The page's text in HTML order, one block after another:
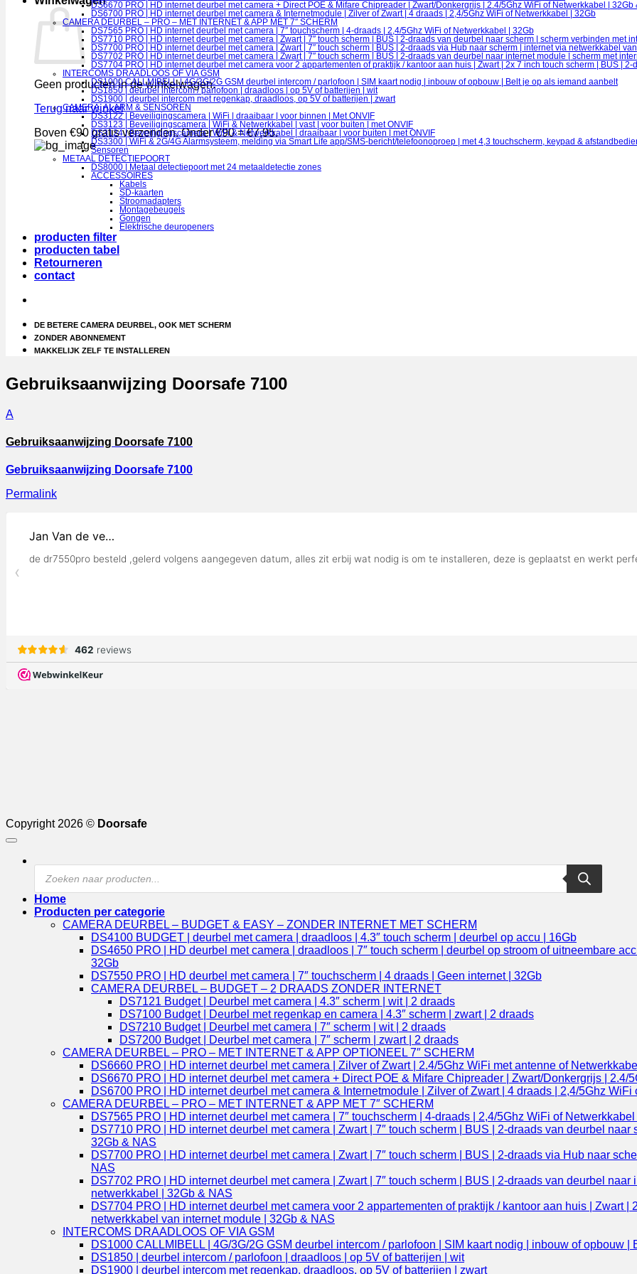
Geen producten in de winkelwagen.
Terug naar winkel
Boven €90 gratis verzenden. Onder €90 = €7,95.
DS6670 PRO | HD internet deurbel met camera + Direct POE & Mifare Chipreader | Zwart/Donkergrijs | 2.4/5Ghz WiFi of Netwerkkabel | 32Gb
DS6700 PRO | HD internet deurbel met camera & Internetmodule | Zilver of Zwart | 4 draads | 2,4/5Ghz WiFi of Netwerkkabel | 32Gb
CAMERA DEURBEL – PRO – MET INTERNET & APP MET 7″ SCHERM
DS7565 PRO | HD internet deurbel met camera | 7″ touchscherm | 4-draads | 2,4/5Ghz WiFi of Netwerkkabel | 32Gb
DS7710 PRO | HD internet deurbel met camera | Zwart | 7″ touch scherm | BUS | 2-draads van deurbel naar scherm | scherm verbinden met
DS7700 PRO | HD internet deurbel met camera | Zwart | 7″ touch scherm | BUS | 2-draads via Hub naar scherm | internet via netwerkkabel
DS7702 PRO | HD internet deurbel met camera | Zwart | 7″ touch scherm | BUS | 2-draads van deurbel naar internet module | scherm met
DS7704 PRO | HD internet deurbel met camera voor 2 appartementen of praktijk / kantoor aan huis | Zwart | 2x 7 inch touch scherm | BUS |
INTERCOMS DRAADLOOS OF VIA GSM
DS1000 CALLMIBELL | 4G/3G/2G GSM deurbel intercom / parlofoon | SIM kaart nodig | inbouw of opbouw | Belt je op als iemand aanbelt
DS1850 | deurbel intercom / parlofoon | draadloos | op 5V of batterijen | wit
DS1900 | deurbel intercom met regenkap, draadloos, op 5V of batterijen | zwart
CAMERA, ALARM & SENSOREN
DS3122 | Beveiligingscamera | WiFi | draaibaar | voor binnen | Met ONVIF
DS3123 | Beveiligingscamera | WiFi & Netwerkkabel | vast | voor buiten | met ONVIF
DS3124 | Beveiligingscamera | WiFi & Netwerkkabel | draaibaar | voor buiten | met ONVIF
DS3300 | WiFi & 2G/4G Alarmsysteem, melding via Smart Life app/SMS-bericht/telefoonoproep | met 4,3 touchscherm, keypad &
Sensoren
METAAL DETECTIEPOORT
DS8000 | Metaal detectiepoort met 24 metaaldetectie zones
ACCESSOIRES
Kabels
SD-kaarten
Stroomadapters
Montagebeugels
Gongen
Elektrische deuropeners
producten filter
producten tabel
Retourneren
contact
DE BETERE CAMERA DEURBEL, OOK MET SCHERM
ZONDER ABONNEMENT
MAKKELIJK ZELF TE INSTALLEREN
Gebruiksaanwijzing Doorsafe 7100
A
Gebruiksaanwijzing Doorsafe 7100
Gebruiksaanwijzing Doorsafe 7100
Permalink
Copyright 2026 © Doorsafe
Products
search
Home
Producten per categorie
CAMERA DEURBEL – BUDGET & EASY – ZONDER INTERNET MET SCHERM
DS4100 BUDGET | deurbel met camera | draadloos | 4.3″ touch scherm | deurbel op accu | 16Gb
DS4650 PRO | HD deurbel met camera | draadloos | 7″ touch scherm | deurbel op stroom of uitneembare
32Gb
DS7550 PRO | HD deurbel met camera | 7″ touchscherm | 4 draads | Geen internet | 32Gb
CAMERA DEURBEL – BUDGET – 2 DRAADS ZONDER INTERNET
DS7121 Budget | Deurbel met camera | 4.3″ scherm | wit | 2 draads
DS7100 Budget | Deurbel met regenkap en camera | 4.3″ scherm | zwart | 2 draads
DS7210 Budget | Deurbel met camera | 7″ scherm | wit | 2 draads
DS7200 Budget | Deurbel met camera | 7″ scherm | zwart | 2 draads
CAMERA DEURBEL – PRO – MET INTERNET & APP OPTIONEEL 7″ SCHERM
DS6660 PRO | HD internet deurbel met camera | Zilver of Zwart | 2.4/5Ghz WiFi met antenne of
DS6670 PRO | HD internet deurbel met camera + Direct POE & Mifare Chipreader | Zwart/Donkergrijs | 2.4/
DS6700 PRO | HD internet deurbel met camera & Internetmodule | Zilver of Zwart | 4 draads | 2,4/5Ghz
CAMERA DEURBEL – PRO – MET INTERNET & APP MET 7″ SCHERM
DS7565 PRO | HD internet deurbel met camera | 7″ touchscherm | 4-draads | 2,4/5Ghz WiFi of
DS7710 PRO | HD internet deurbel met camera | Zwart | 7″ touch scherm | BUS | 2-draads van deurbel
32Gb & NAS
DS7700 PRO | HD internet deurbel met camera | Zwart | 7″ touch scherm | BUS | 2-draads via Hub naar
NAS
DS7702 PRO | HD internet deurbel met camera | Zwart | 7″ touch scherm | BUS | 2-draads van deurbel
netwerkkabel | 32Gb & NAS
DS7704 PRO | HD internet deurbel met camera voor 2 appartementen of praktijk / kantoor aan huis | Zwart
netwerkkabel van internet module | 32Gb & NAS
INTERCOMS DRAADLOOS OF VIA GSM
DS1000 CALLMIBELL | 4G/3G/2G GSM deurbel intercom / parlofoon | SIM kaart nodig | inbouw of opbouw |
DS1850 | deurbel intercom / parlofoon | draadloos | op 5V of batterijen | wit
DS1900 | deurbel intercom met regenkap, draadloos, op 5V of batterijen | zwart